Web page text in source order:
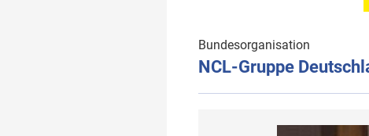
Bundesorganisation
NCL-Gruppe